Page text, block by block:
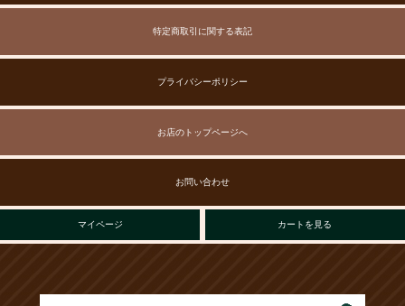
特定商取引に関する表記
プライバシーポリシー
お店のトップページへ
お問い合わせ
マイページ カートを見る